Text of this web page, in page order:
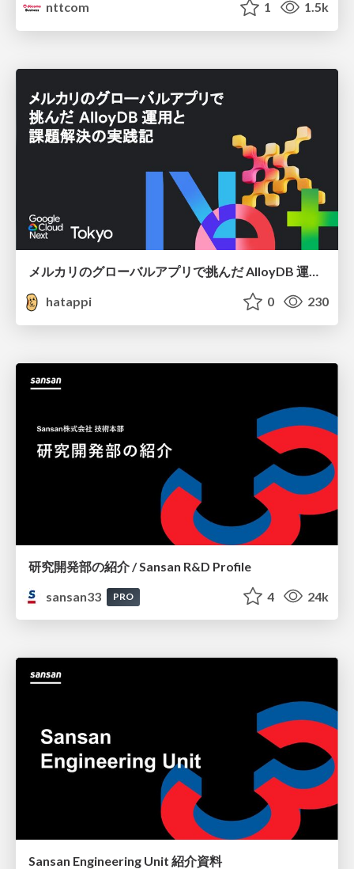
nttcom 1 1.5k
メルカリのグローバルアプリで挑んだ AlloyDB 運用と課題解決の実践記
hatappi
0 230
研究開発部の紹介 / Sansan R&D Profile
sansan33
PRO 4 24k
Sansan Engineering Unit 紹介資料